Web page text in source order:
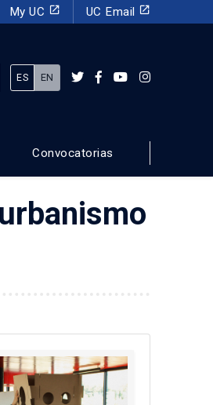
My UC launch UC Email launch
ES EN
Convocatorias